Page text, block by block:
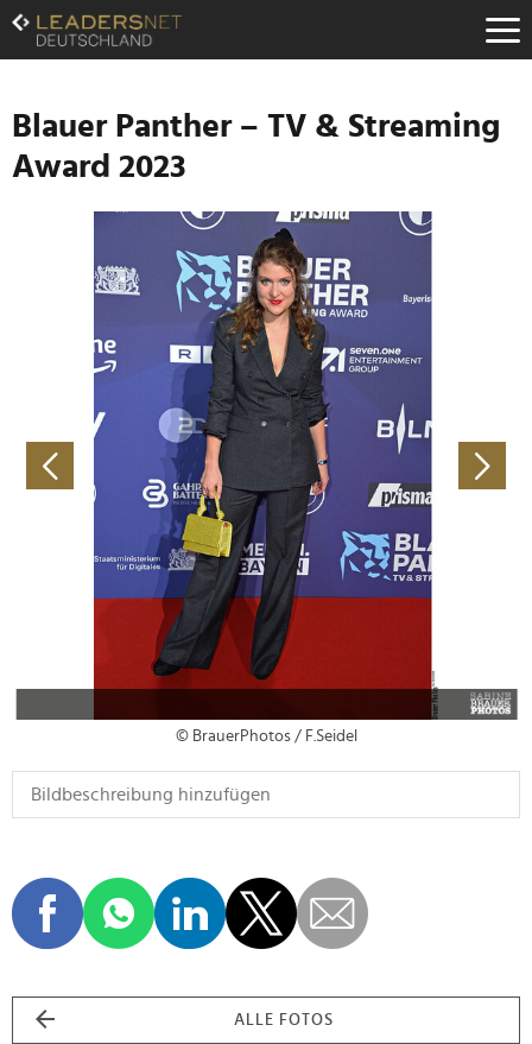
Zum
Inhalt
Zur
Navigation
Zur
Hauptnavigation
Blauer Panther – TV & Streaming
Award 2023
© BrauerPhotos / F.Seidel
ALLE FOTOS